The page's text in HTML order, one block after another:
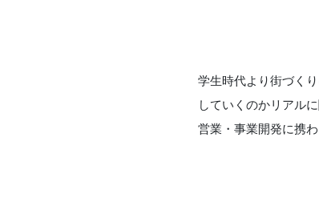
学生時代より街づく
していくのかリアル
営業・事業開発に携わ